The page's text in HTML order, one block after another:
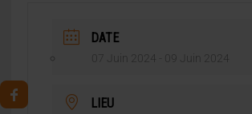
DATE
07 Juin 2024 - 09 Juin 2024
LIEU